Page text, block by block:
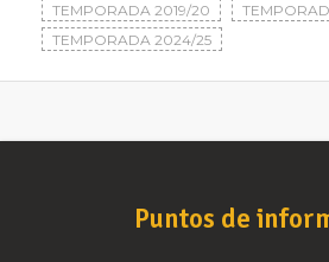
TEMPORADA 2019/20
TEMPORADA 2024/25
Puntos de